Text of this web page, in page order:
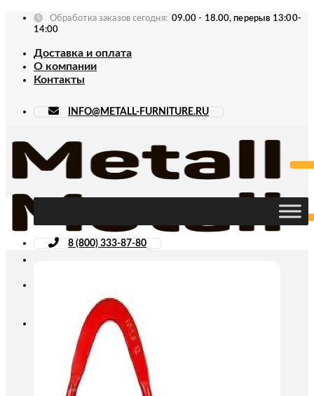
Skip
Обработка заказов сегодня: 09.00 - 18.00, перерыв 13:00-
14:00
Доставка и оплата
О компании
Контакты
INFO@METALL-FURNITURE.RU
8 (800) 333-87-80